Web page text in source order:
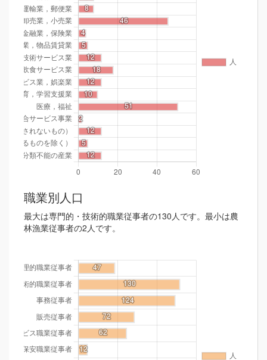
職業別人口
最大は専門的・技術的職業従事者の130人です。最小は農
林漁業従事者の2人です。